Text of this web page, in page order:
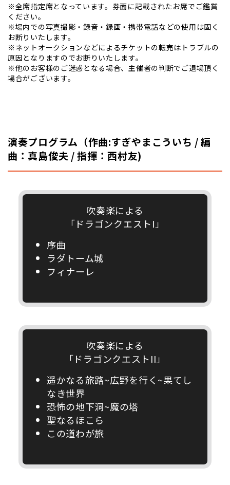
※全席指定席となっています。券面に記載されたお席でご鑑賞
ください。
※場内での写真撮影・録音・録画・携帯電話などの使用は固く
お断りいたします。
※ネットオークションなどによるチケットの転売はトラブルの
原因となりますのでお断りいたします。
※他のお客様のご迷惑となる場合、主催者の判断でご退場頂く
場合がございます。
演奏プログラム（作曲:すぎやまこういち / 編
曲：真島俊夫 / 指揮：西村友)
吹奏楽による
「ドラゴンクエストI」
序曲
ラダトーム城
フィナーレ
吹奏楽による
「ドラゴンクエストII」
遥かなる旅路~広野を行く~果てし
なき世界
恐怖の地下洞~魔の塔
聖なるほこら
この道わが旅